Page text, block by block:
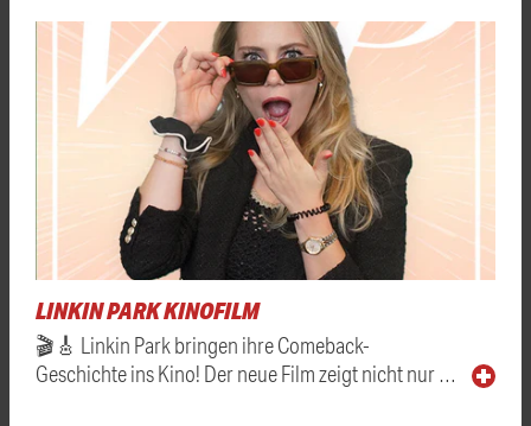
LINKIN PARK KINOFILM
🎬🎸 Linkin Park bringen ihre Comeback-
Geschichte ins Kino! Der neue Film zeigt nicht nur …